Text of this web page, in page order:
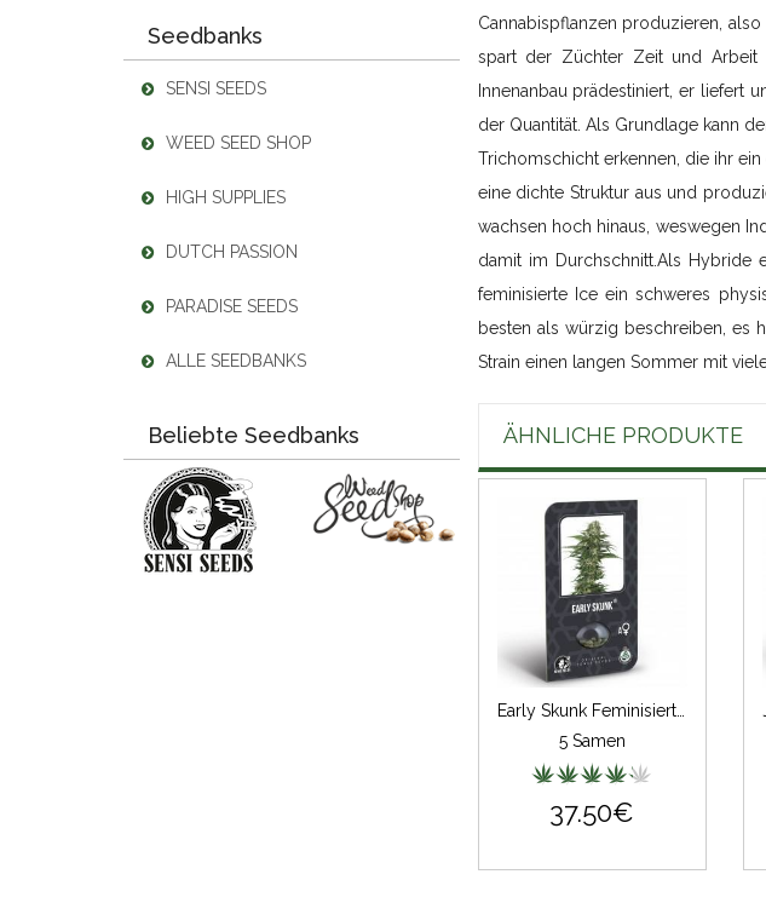
Seedbanks
SENSI SEEDS
WEED SEED SHOP
HIGH SUPPLIES
DUTCH PASSION
PARADISE SEEDS
ALLE SEEDBANKS
Beliebte Seedbanks
Cannabispflanzen produzieren,
spart der Züchter Zeit und Arbeit
Innenanbau prädestiniert, er liefert
der Quantität. Als Grundlage kann
Trichomschicht erkennen, die ihr
eine dichte Struktur aus und
wachsen hoch hinaus, weswegen
damit im Durchschnitt.Als Hybride
feminisierte Ice ein schweres
besten als würzig beschreiben, es
Strain einen langen Sommer mit
ÄHNLICHE PRODUKTE
Early Skunk Feminisiert (auto) (Classic Redux Serie)
5 Samen
37.50€